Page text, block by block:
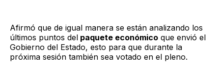
Afirmó que de igual manera se están analizando los
últimos puntos del paquete económico que envió el
Gobierno del Estado, esto para que durante la
próxima sesión también sea votado en el pleno.